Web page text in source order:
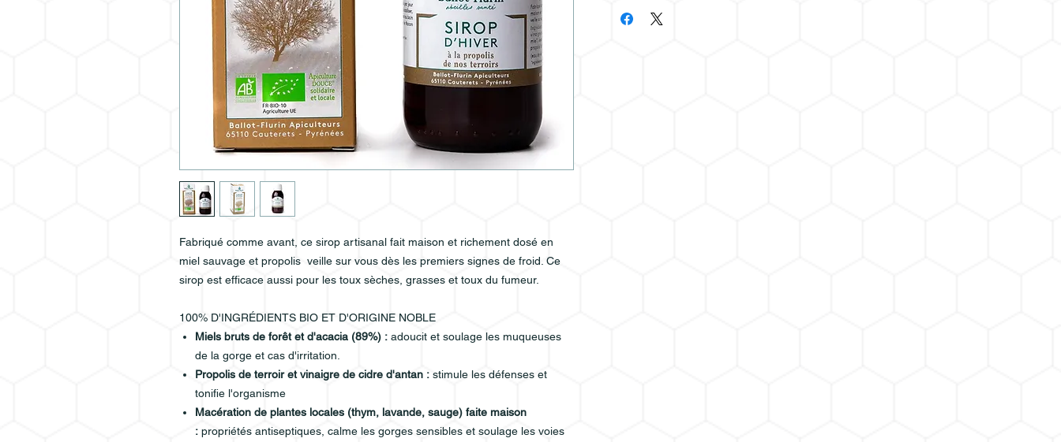
Fabriqué comme avant, ce sirop artisanal fait maison et richement dosé en
miel sauvage et propolis veille sur vous dès les premiers signes de froid. Ce
sirop est efficace aussi pour les toux sèches, grasses et toux du fumeur.
100% D'INGRÉDIENTS BIO ET D'ORIGINE NOBLE
Miels bruts de forêt et d'acacia (89%) : adoucit et soulage les muqueuses
de la gorge et cas d'irritation.
Propolis de terroir et vinaigre de cidre d'antan : stimule les défenses et
tonifie l'organisme
Macération de plantes locales (thym, lavande, sauge) faite maison
: propriétés antiseptiques, calme les gorges sensibles et soulage les voies